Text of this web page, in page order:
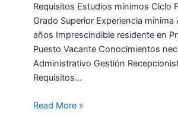
Requisitos Estudios mínimos Ciclo
Grado Superior Experiencia mínima
años Imprescindible residente en
Puesto Vacante Conocimientos
Administrativo Gestión
Requisitos…
Read More »